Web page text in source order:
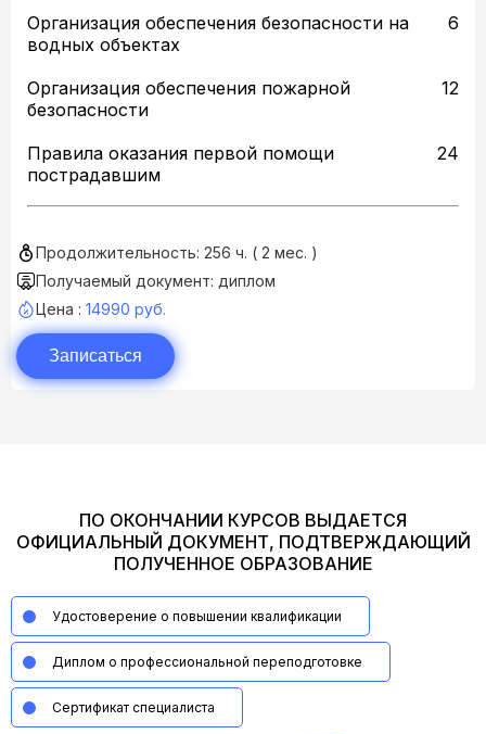
Организация обеспечения безопасности на
водных объектах
6
Организация обеспечения пожарной
безопасности
12
Правила оказания первой помощи
пострадавшим
24
Продолжительность: 256 ч. ( 2 мес. )
Получаемый документ: диплом
Цена : 14990 руб.
Записаться
ПО ОКОНЧАНИИ КУРСОВ ВЫДАЕТСЯ
ОФИЦИАЛЬНЫЙ ДОКУМЕНТ, ПОДТВЕРЖДАЮЩИЙ
ПОЛУЧЕННОЕ ОБРАЗОВАНИЕ
Удостоверение о повышении квалификации
Диплом о профессиональной переподготовке
Сертификат специалиста